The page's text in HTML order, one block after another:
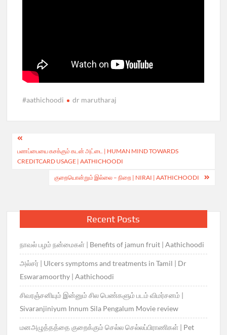
#aathichoodi dr marutharaj
Post
navigation
பணப்பையை கசக்கும் கடன் அட்டை | HUMAN MIND TOWARDS
CREDITCARD USAGE | AATHICHOODI
குறையொன்றும் இல்லை – நிறை | NIRAI | AATHICHOODI
Recent Posts
நாவல் பழம் நன்மைகள் | Benefits of jamun fruit | Aathichoodi
அல்சர் | Ulcers symptoms and treatments in Tamil | Dr
Eswaramoorthy | Aathichoodi
சிவரஞ்சனியும் இன்னும் சில பெண்களும் படம் விமர்சனம் |
Sivaranjiniyum Innum Sila Pengalum Movie review
மனஅழுத்தத்தை குறைக்கும் செல்ல செல்லப்பிராணிகள் | Pet